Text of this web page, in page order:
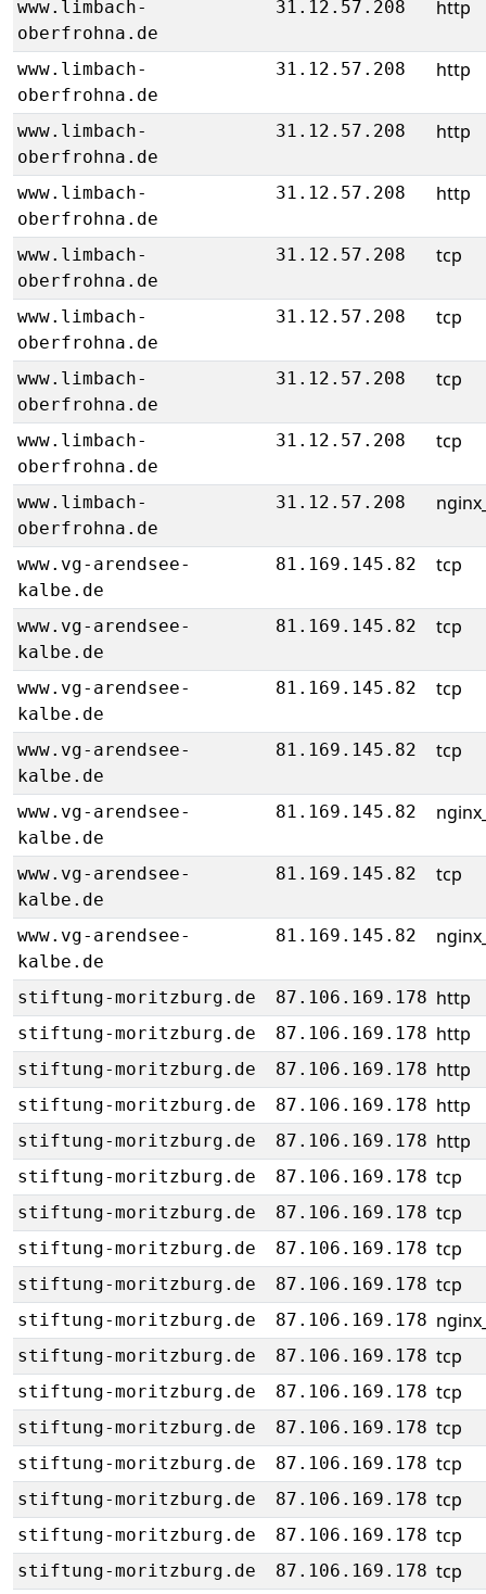
www.limbach-
oberfrohna.de
31.12.57.208 http
www.limbach-
oberfrohna.de
31.12.57.208 http
www.limbach-
oberfrohna.de
31.12.57.208 http
www.limbach-
oberfrohna.de
31.12.57.208 http
www.limbach-
oberfrohna.de
31.12.57.208 tcp
www.limbach-
oberfrohna.de
31.12.57.208 tcp
www.limbach-
oberfrohna.de
31.12.57.208 tcp
www.limbach-
oberfrohna.de
31.12.57.208 tcp
www.limbach-
oberfrohna.de
31.12.57.208
www.vg-arendsee-
kalbe.de
81.169.145.82 tcp
www.vg-arendsee-
kalbe.de
81.169.145.82 tcp
www.vg-arendsee-
kalbe.de
81.169.145.82 tcp
www.vg-arendsee-
kalbe.de
81.169.145.82 tcp
www.vg-arendsee-
kalbe.de
81.169.145.82
www.vg-arendsee-
kalbe.de
81.169.145.82 tcp
www.vg-arendsee-
kalbe.de
81.169.145.82
stiftung-moritzburg.de 87.106.169.178 http
stiftung-moritzburg.de 87.106.169.178 http
stiftung-moritzburg.de 87.106.169.178 http
stiftung-moritzburg.de 87.106.169.178 http
stiftung-moritzburg.de 87.106.169.178 http
stiftung-moritzburg.de 87.106.169.178 tcp
stiftung-moritzburg.de 87.106.169.178 tcp
stiftung-moritzburg.de 87.106.169.178 tcp
stiftung-moritzburg.de 87.106.169.178 tcp
stiftung-moritzburg.de 87.106.169.178
stiftung-moritzburg.de 87.106.169.178 tcp
stiftung-moritzburg.de 87.106.169.178 tcp
stiftung-moritzburg.de 87.106.169.178 tcp
stiftung-moritzburg.de 87.106.169.178 tcp
stiftung-moritzburg.de 87.106.169.178 tcp
stiftung-moritzburg.de 87.106.169.178 tcp
stiftung-moritzburg.de 87.106.169.178 tcp